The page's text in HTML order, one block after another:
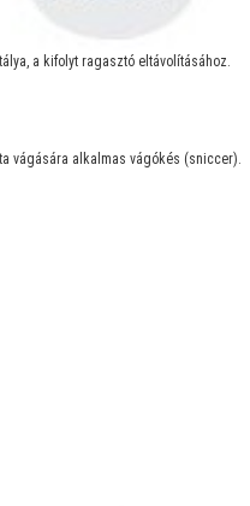
a kifolyt ragasztó eltávolításához.
vágására alkalmas vágókés (sniccer).